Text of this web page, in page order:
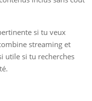
si tu veux
streaming et
utile si tu recherches